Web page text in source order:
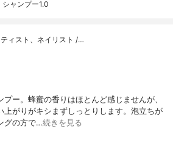
ャンプー1.0
ィスト、ネイリスト /…
ー。蜂蜜の香りはほとんど感じませんが、
上がりがキシまずしっとりします。泡立ちが
グの方で…続きを見る